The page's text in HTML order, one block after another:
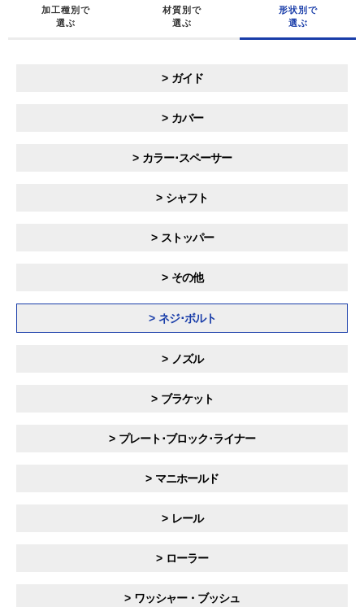
加工種別で
選ぶ
材質別で
選ぶ
形状別で
選ぶ
ガイド
カバー
カラー･スペーサー
シャフト
ストッパー
その他
ネジ･ボルト
ノズル
ブラケット
プレート･ブロック･ライナー
マニホールド
レール
ローラー
ワッシャー・ブッシュ